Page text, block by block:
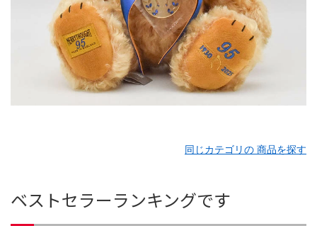
同じカテゴリの 商品を探す
ベストセラーランキングです